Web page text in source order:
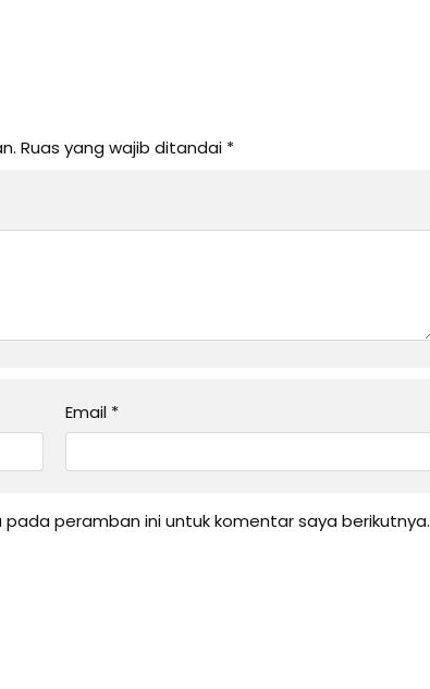
Ruas yang wajib ditandai *
Email *
peramban ini untuk komentar saya berikutnya.